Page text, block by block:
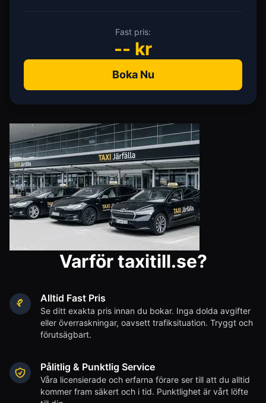
Fast pris:
-- kr
Boka Nu
Varför taxitill.se?
Alltid Fast Pris
Se ditt exakta pris innan du bokar. Inga dolda avgifter
eller överraskningar, oavsett trafiksituation. Tryggt och
förutsägbart.
Pålitlig & Punktlig Service
Våra licensierade och erfarna förare ser till att du alltid
kommer fram säkert och i tid. Punktlighet är vårt löfte